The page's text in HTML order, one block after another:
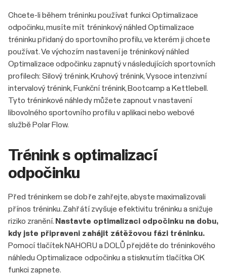
Chcete-li během tréninku používat funkci Optimalizace
odpočinku, musíte mít tréninkový náhled Optimalizace
tréninku přidaný do sportovního profilu, ve kterém ji chcete
používat. Ve výchozím nastavení je tréninkový náhled
Optimalizace odpočinku zapnutý v následujících sportovních
profilech: Silový trénink, Kruhový trénink, Vysoce intenzivní
intervalový trénink, Funkční trénink, Bootcamp a Kettlebell.
Tyto tréninkové náhledy můžete zapnout v nastavení
libovolného sportovního profilu v aplikaci nebo webové
službě Polar Flow.
Trénink s optimalizací
odpočinku
Před tréninkem se dobře zahřejte, abyste maximalizovali
přínos tréninku. Zahřátí zvyšuje efektivitu tréninku a snižuje
riziko zranění. Nastavte optimalizaci odpočinku na dobu,
kdy jste připraveni zahájit zátěžovou fázi tréninku.
Pomocí tlačítek NAHORU a DOLŮ přejděte do tréninkového
náhledu Optimalizace odpočinku a stisknutím tlačítka OK
funkci zapnete.